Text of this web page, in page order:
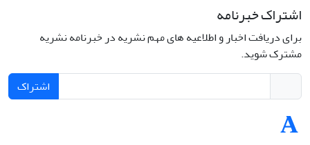
اشتراک خبرنامه
برای دریافت اخبار و اطلاعیه های مهم نشریه در خبرنامه نشریه
مشترک شوید.
اشتراک